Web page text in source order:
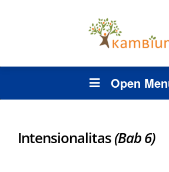
Open
Intensionalitas(Bab 6)